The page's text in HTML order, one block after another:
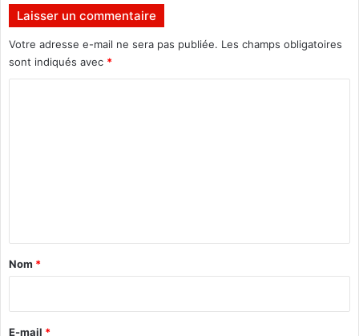
Laisser un commentaire
Votre adresse e-mail ne sera pas publiée. Les champs obligatoires
sont indiqués avec *
a
e
Nom *
E-mail *